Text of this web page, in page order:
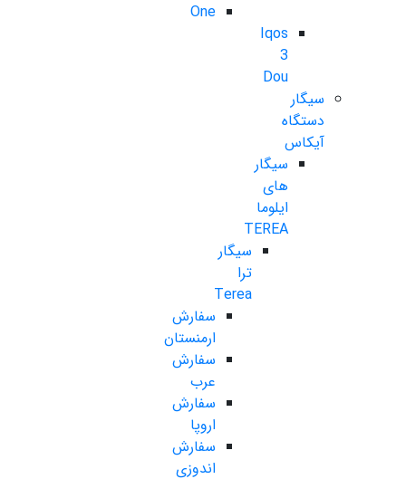
One
Iqos
3
Dou
سیگار
دستگاه
آیکاس
سیگار
های
ایلوما
TEREA
سیگار
ترا
Terea
سفارش
ارمنستان
سفارش
عرب
سفارش
اروپا
سفارش
اندوزی